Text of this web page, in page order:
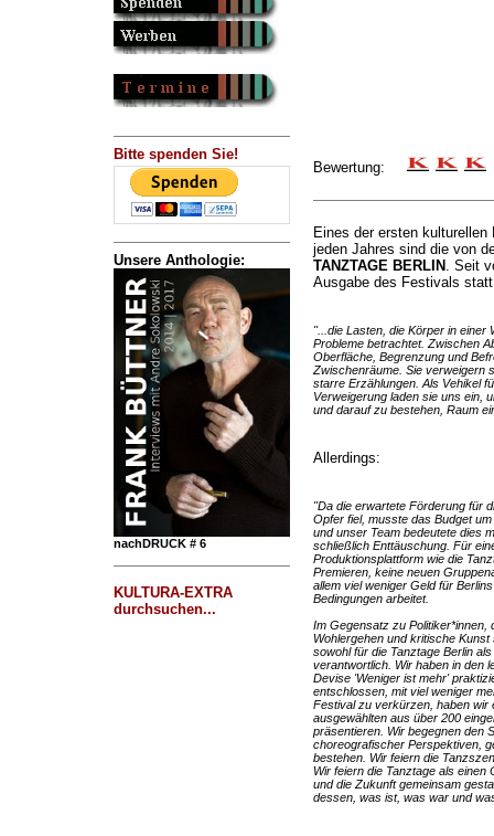
Bitte spenden Sie!
Unsere Anthologie:
nachDRUCK # 6
KULTURA-EXTRA
durchsuchen...
Bewertung:
Eines der ersten
jeden Jahres sind die von
TANZTAGE BERLIN . Seit
Ausgabe des Festivals
"...die Lasten, die Körper in einer
Probleme betrachtet. Zwischen
Oberfläche, Begrenzung und
Zwischenräume. Sie verweigern
starre Erzählungen. Als Vehikel
Verweigerung laden sie uns ein,
und darauf zu bestehen, Raum
Allerdings:
"Da die erwartete Förderung für
Opfer fiel, musste das Budget
und unser Team bedeutete dies
schließlich Enttäuschung. Für
Produktionsplattform wie die
Premieren, keine neuen
allem viel weniger Geld für
Bedingungen arbeitet.
Im Gegensatz zu Politiker*innen,
Wohlergehen und kritische
sowohl für die Tanztage Berlin
verantwortlich. Wir haben in den
Devise 'Weniger ist mehr'
entschlossen, mit viel weniger
Festival zu verkürzen, haben wir
ausgewählten aus über 200
präsentieren. Wir begegnen den
choreografischer Perspektiven,
bestehen. Wir feiern die
Wir feiern die Tanztage als
und die Zukunft gemeinsam
dessen, was ist, was war und